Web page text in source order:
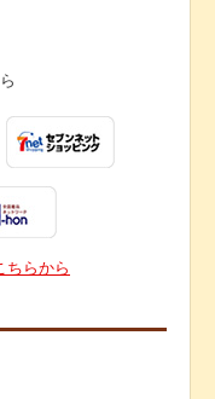
ちらから